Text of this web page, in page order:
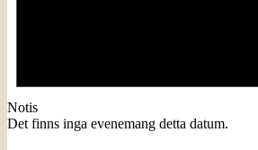
Notis
Det finns inga evenemang detta datum.